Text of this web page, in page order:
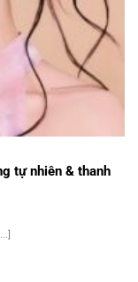
tự nhiên & thanh